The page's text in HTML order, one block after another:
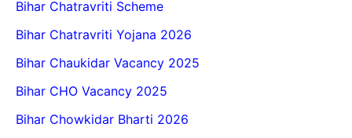
Bihar Chatravriti Scheme
Bihar Chatravriti Yojana 2026
Bihar Chaukidar Vacancy 2025
Bihar CHO Vacancy 2025
Bihar Chowkidar Bharti 2026